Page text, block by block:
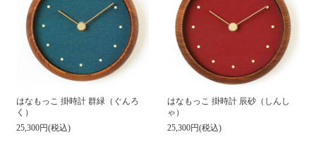
はなもっこ 掛時計 群緑（ぐんろ
く）
25,300円(税込)
はなもっこ 掛時計 辰砂（しんし
ゃ）
25,300円(税込)